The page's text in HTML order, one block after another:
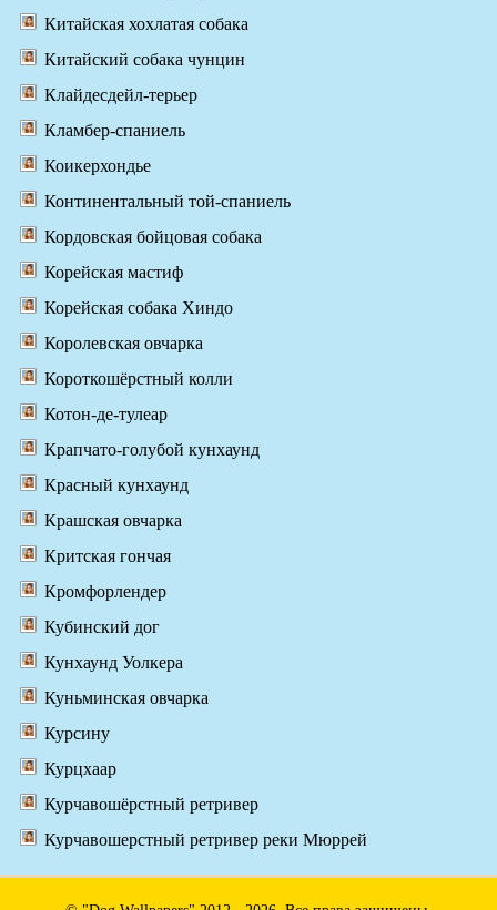
Китайская хохлатая собака
Китайский собака чунцин
Клайдесдейл-терьер
Кламбер-спаниель
Коикерхондье
Континентальный той-спаниель
Кордовская бойцовая собака
Корейская мастиф
Корейская собака Хиндо
Королевская овчарка
Короткошёрстный колли
Котон-де-тулеар
Крапчато-голубой кунхаунд
Красный кунхаунд
Крашская овчарка
Критская гончая
Кромфорлендер
Кубинский дог
Кунхаунд Уолкера
Куньминская овчарка
Курсину
Курцхаар
Курчавошёрстный ретривер
Курчавошерстный ретривер реки Мюррей